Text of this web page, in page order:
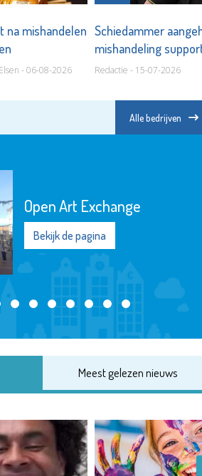
na mishandelen
- 06-08-2026
Schiedammer
mishandeling
Redactie - 15-07-2026
Alle bedrijven
Open Art Exchange
Bekijk de pagina
Meest gelezen nieuws